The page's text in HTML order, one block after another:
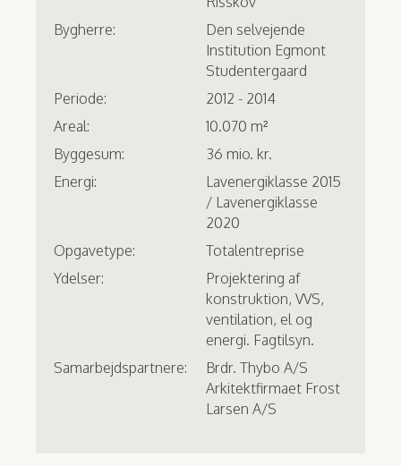
Bygherre:
Den selvejende
Institution Egmont
Studentergaard
Periode:
2012 - 2014
Areal:
10.070 m²
Byggesum:
36 mio. kr.
Energi:
Lavenergiklasse 2015
/ Lavenergiklasse
2020
Opgavetype:
Totalentreprise
Ydelser:
Projektering af
konstruktion, VVS,
ventilation, el og
energi. Fagtilsyn.
Samarbejdspartnere:
Brdr. Thybo A/S
Arkitektfirmaet Frost
Larsen A/S